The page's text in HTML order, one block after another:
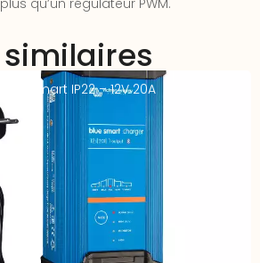
qu’un régulateur PWM.
Smart IP22 – 12V 20A